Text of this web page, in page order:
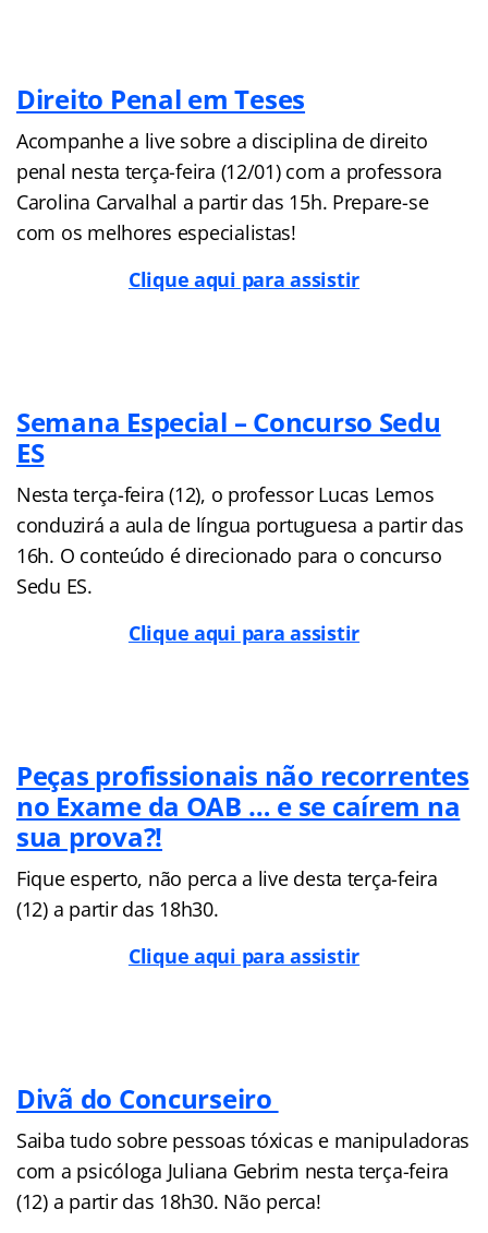
Direito Penal em Teses
Acompanhe a live sobre a disciplina de direito
penal nesta terça-feira (12/01) com a professora
Carolina Carvalhal a partir das 15h. Prepare-se
com os melhores especialistas!
Clique aqui para assistir
Semana Especial – Concurso Sedu
ES
Nesta terça-feira (12), o professor Lucas Lemos
conduzirá a aula de língua portuguesa a partir das
16h. O conteúdo é direcionado para o concurso
Sedu ES.
Clique aqui para assistir
Peças profissionais não recorrentes
no Exame da OAB … e se caírem na
sua prova?!
Fique esperto, não perca a live desta terça-feira
(12) a partir das 18h30.
Clique aqui para assistir
Divã do Concurseiro
Saiba tudo sobre pessoas tóxicas e manipuladoras
com a psicóloga Juliana Gebrim nesta terça-feira
(12) a partir das 18h30. Não perca!